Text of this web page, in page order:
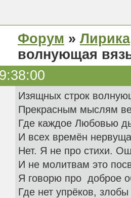
Форум » Лирика
волнующая
Изящных строк
Прекрасным мыслям
Где каждое Любовью
И всех времён
Нет. Я не про стихи.
И не молитвам это
Я говорю про доброе
Где нет упрёков,